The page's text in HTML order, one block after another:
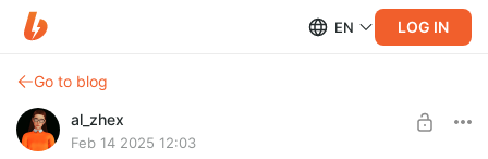
EN LOG IN
Go to blog
al_zhex
Feb 14 2025 12:03